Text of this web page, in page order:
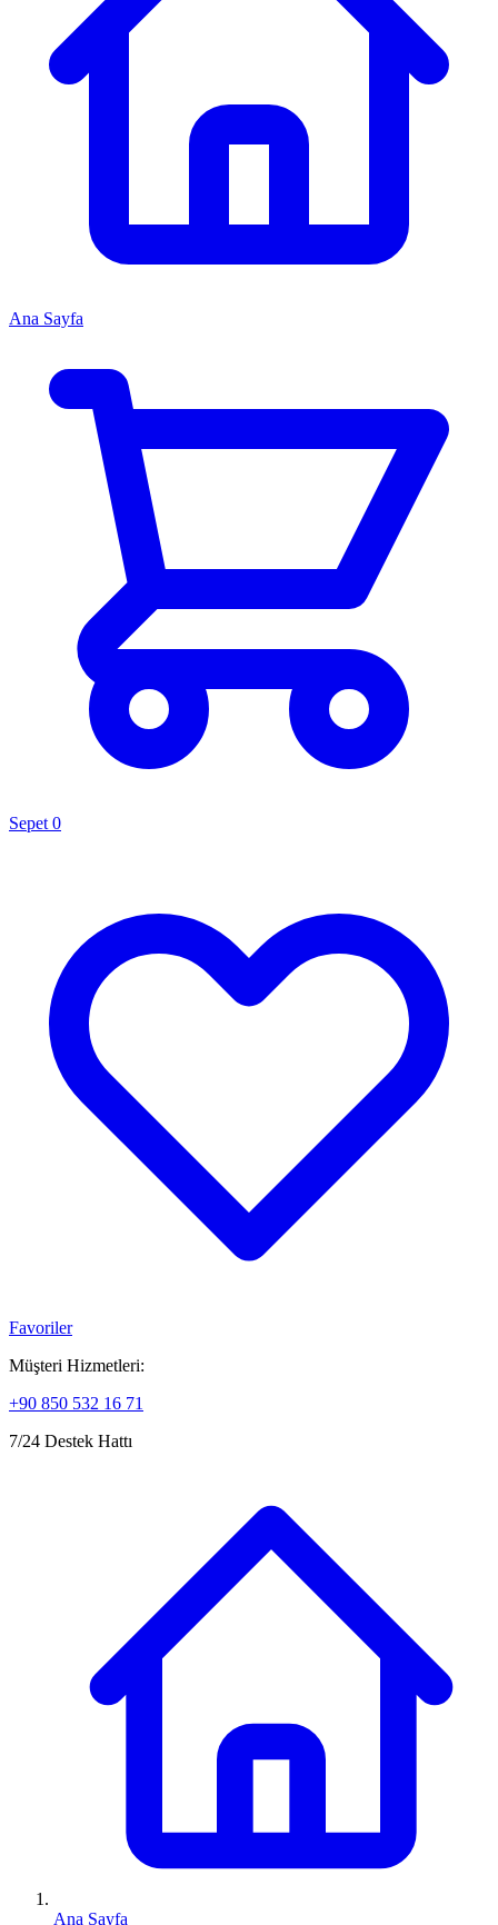
Ana Sayfa
Sepet 0
Favoriler
Müşteri Hizmetleri:
+90 850 532 16 71
7/24 Destek Hattı
Ana Sayfa